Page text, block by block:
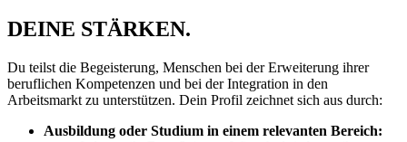
DEINE STÄRKEN.
Du teilst die Begeisterung, Menschen bei der Erweiterung ihrer
beruflichen Kompetenzen und bei der Integration in den
Arbeitsmarkt zu unterstützen. Dein Profil zeichnet sich aus durch:
Ausbildung oder Studium in einem relevanten Bereich: